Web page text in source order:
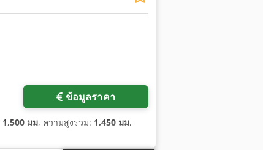
ข้อมูลราคา
1,500 มม, ความสูงรวม: 1,450 มม,